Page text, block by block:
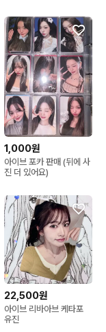
선 이서연
1,000원
아이브 포카 판매 (뒤에 사
진 더 있어요)
22,500원
아이브 리바아브 케타포
유진